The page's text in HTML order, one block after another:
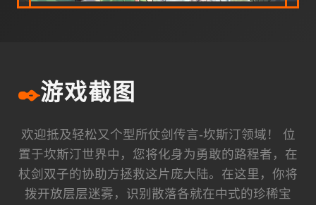
✒️游戏截图
欢迎抵及轻松又个型所仗剑传言-坎斯汀领域！ 位
置于坎斯汀世界中，您将化身为勇敢的路程者，在
杖剑双子的协助方拯救这片庞大陆。在这里，你将
拨开放层层迷雾，识别散落各就在中式的珍稀宝